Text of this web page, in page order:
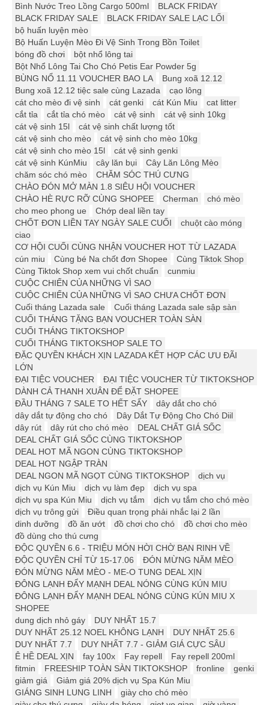
Bình Nước Treo Lồng Cargo 500ml
BLACK FRIDAY
BLACK FRIDAY SALE
BLACK FRIDAY SALE LẠC LỐI
bộ huấn luyện mèo
Bộ Huấn Luyện Mèo Đi Vệ Sinh Trong Bồn Toilet
bóng đồ chơi
bột nhổ lông tai
Bột Nhổ Lông Tai Cho Chó Petis Ear Powder 5g
BÙNG NỔ 11.11 VOUCHER BAO LA
Bung xoã 12.12
Bung xoã 12.12 tiệc sale cùng Lazada
cạo lông
cát cho mèo đi vệ sinh
cát genki cát Kún Miu
cat litter
cắt tỉa
cắt tỉa chó mèo cát vệ sinh
cát vệ sinh 10kg
cát vệ sinh 15l
cát vệ sinh chất lượng tốt
cát vệ sinh cho mèo
cát vệ sinh cho mèo 10kg
cát vệ sinh cho mèo 15l
cát vệ sinh genki
cát vệ sinh KúnMiu
cây lăn bụi
Cây Lăn Lông Mèo
chăm sóc chó mèo
CHĂM SÓC THÚ CƯNG
CHÀO ĐÓN MỞ MÀN 1.8 SIÊU HỘI VOUCHER
CHÀO HÈ RỰC RỠ CÙNG SHOPEE
Cherman
chó mèo
cho meo phong ue
Chớp deal liền tay
CHỐT ĐƠN LIỀN TAY NGÀY SALE CUỐI
chuột cào móng
ciao
CƠ HỘI CUỐI CÙNG NHẬN VOUCHER HOT TỪ LAZADA
cún miu
Cùng bé Na chốt đơn Shopee
Cùng Tiktok Shop
Cùng Tiktok Shop xem vui chốt chuẩn
cunmiu
CUỘC CHIẾN CỦA NHỮNG VÌ SAO
CUỘC CHIẾN CỦA NHỮNG VÌ SAO CHƯA CHỐT ĐƠN
Cuối tháng Lazada sale
Cuối tháng Lazada sale sập sàn
CUỐI THÁNG TẶNG BẠN VOUCHER TOÀN SÀN
CUỐI THÁNG TIKTOKSHOP
CUỐI THÁNG TIKTOKSHOP SALE TO
ĐẶC QUYỀN KHÁCH XỊN LAZADA KẾT HỢP CÁC ƯU ĐÃI
LỚN
ĐẠI TIỆC VOUCHER
ĐẠI TIỆC VOUCHER TỪ TIKTOKSHOP
DÀNH CẢ THANH XUÂN ĐỂ ĐẶT SHOPEE
ĐẦU THÁNG 7 SALE TO HẾT SẨY
dây dắt cho chó
dây dắt tự động cho chó
Dây Dắt Tự Động Cho Chó Diil
dây rút
dây rút cho chó mèo
DEAL CHẤT GIÁ SỐC
DEAL CHẤT GIÁ SỐC CÙNG TIKTOKSHOP
DEAL HOT MÃ NGON CÙNG TIKTOKSHOP
DEAL HOT NGẬP TRÀN
DEAL NGON MÃ NGỌT CÙNG TIKTOKSHOP
dịch vụ
dịch vụ Kún Miu
dịch vụ làm đẹp
dịch vụ spa
dịch vụ spa Kún Miu
dịch vụ tắm
dịch vụ tắm cho chó mèo
dịch vụ trông gửi
Điều quan trọng phải nhắc lại 2 lần
dinh dưỡng
đồ ăn ướt đồ chơi cho chó
đồ chơi cho mèo
đồ dùng cho thú cưng
ĐỘC QUYỀN 6.6 - TRIỆU MÓN HỜI CHỜ BẠN RINH VỀ
ĐỘC QUYỀN CHỈ TỪ 15-17.06
ĐÓN MỪNG NĂM MÈO
ĐÓN MỪNG NĂM MÈO - ME-O TUNG DEAL XỊN
ĐÔNG LẠNH ĐẨY MẠNH DEAL NÓNG CÙNG KÚN MIU
ĐÔNG LẠNH ĐẨY MẠNH DEAL NÓNG CÙNG KÚN MIU X
SHOPEE
dung dịch nhỏ gáy
DUY NHẤT 15.7
DUY NHẤT 25.12 ️️NOEL KHÔNG LẠNH
DUY NHẤT 25.6
DUY NHẤT 7.7
DUY NHẤT 7.7 - GIẢM GIÁ CỰC SÂU
Ê HỀ DEAL XỊN
fay 100x Fay repell
Fay repell 200ml
fitmin
FREESHIP TOÀN SÀN TIKTOKSHOP fronline
genki
giảm giá
Giảm giá 20% dịch vụ Spa Kún Miu
GIÁNG SINH LUNG LINH
giày cho chó mèo